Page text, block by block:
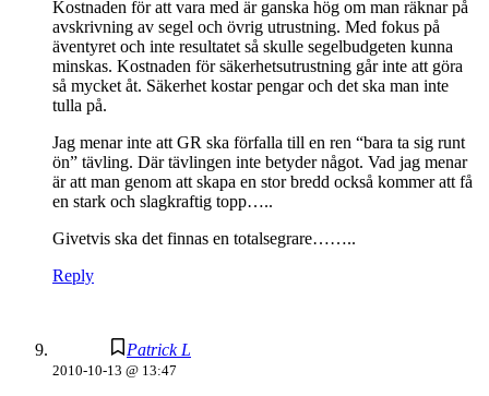
Kostnaden för att vara med är ganska hög om man räknar på
avskrivning av segel och övrig utrustning. Med fokus på
äventyret och inte resultatet så skulle segelbudgeten kunna
minskas. Kostnaden för säkerhetsutrustning går inte att göra
så mycket åt. Säkerhet kostar pengar och det ska man inte
tulla på.
Jag menar inte att GR ska förfalla till en ren “bara ta sig runt
ön” tävling. Där tävlingen inte betyder något. Vad jag menar
är att man genom att skapa en stor bredd också kommer att få
en stark och slagkraftig topp…..
Givetvis ska det finnas en totalsegrare……..
Reply
Patrick L
2010-10-13 @ 13:47